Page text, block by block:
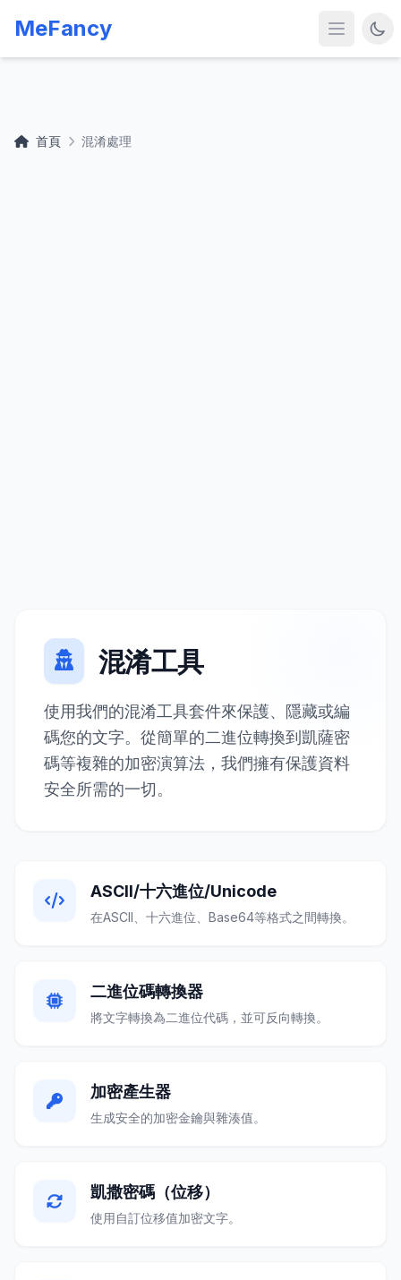
MeFancy
首頁 混淆處理
混淆工具
使用我們的混淆工具套件來保護、隱藏或編
碼您的文字。從簡單的二進位轉換到凱薩密
碼等複雜的加密演算法，我們擁有保護資料
安全所需的一切。
ASCII/十六進位/Unicode
在ASCII、十六進位、Base64等格式之間轉換。
二進位碼轉換器
將文字轉換為二進位代碼，並可反向轉換。
加密產生器
生成安全的加密金鑰與雜湊值。
凱撒密碼（位移）
使用自訂位移值加密文字。